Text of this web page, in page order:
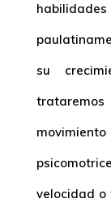
su
velocidad o